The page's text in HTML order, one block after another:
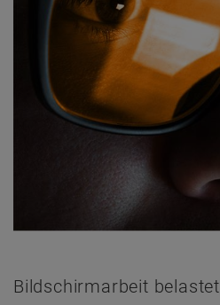
Bildschirmarbeit belastet